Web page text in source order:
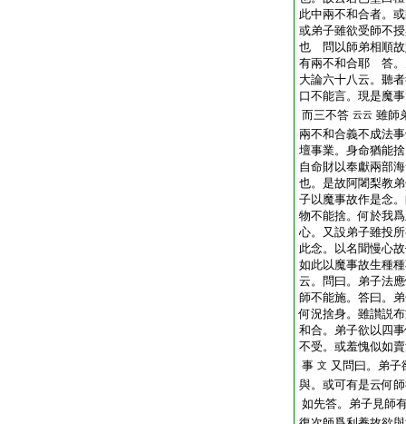
此中兩不和合者。
或弟子雖欲受師不
也 問以師弟相順故
有兩不和合耶 答。
大論六十八云。聽
口不能言。現是魔
而三不答 云云 雖師
兩不和合義不成法
壇事業。身命猶能
自命財以奉獻兩部
也。是故阿闍梨教
子以魔事故作是念
物不能捨。何於我
心。又設弟子雖投
此念。以名聞慢心
如此以魔事故生種
云。問曰。弟子法
師不能施。答曰。
何況捨身。雖讃説
和合。弟子欲以四
不受。或羞愧似如
事 文 又問曰。弟子
與。或可有是云何
如先答。弟子見師